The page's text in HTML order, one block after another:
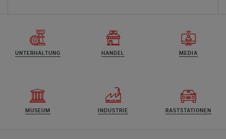
UNTERHALTUNG HANDEL MEDIA
MUSEUM INDUSTRIE RASTSTATIONEN